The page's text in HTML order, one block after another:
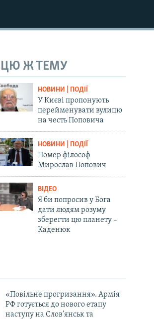
ЦЮ Ж ТЕМУ
НОВИНИ | ПОДІЇ
У Києві пропонують
перейменувати вулицю
на честь Поповича
НОВИНИ | ПОДІЇ
Помер філософ
Мирослав Попович
ВІДЕО
Я би попросив у Бога
дати людям розуму
зберегти цю планету –
Каденюк
«Повільне прогризання». Армія
РФ готується до нового етапу
наступу на Слов’янськ та